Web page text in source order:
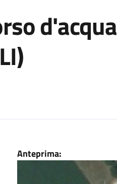
d'acqua
Dati
Anteprima: